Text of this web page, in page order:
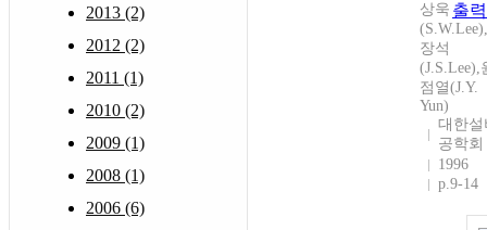
2013 (2)
2012 (2)
2011 (1)
2010 (2)
2009 (1)
2008 (1)
2006 (6)
출력
상욱
장석
(J.S.Lee),
점열(J.Y.
Yun)
대한설
공학회
1996
p.9-14